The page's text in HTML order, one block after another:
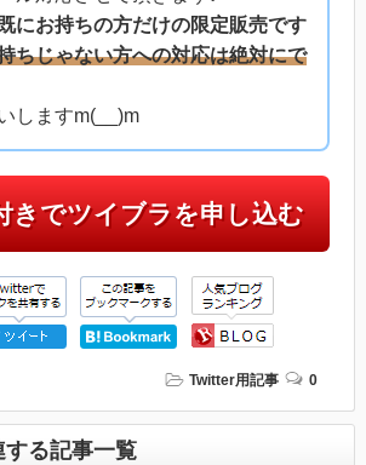
にお持ちの方だけの限定販売です
ちじゃない方への対応は絶対にで
しますm(__)m
きでツイブラを申し込む
Twitter用記事 0
する記事一覧